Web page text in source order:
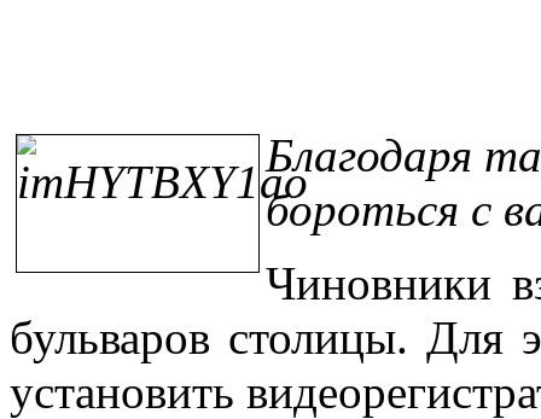
Благодаря
бороться с
Чиновники
бульваров столицы. Для
установить